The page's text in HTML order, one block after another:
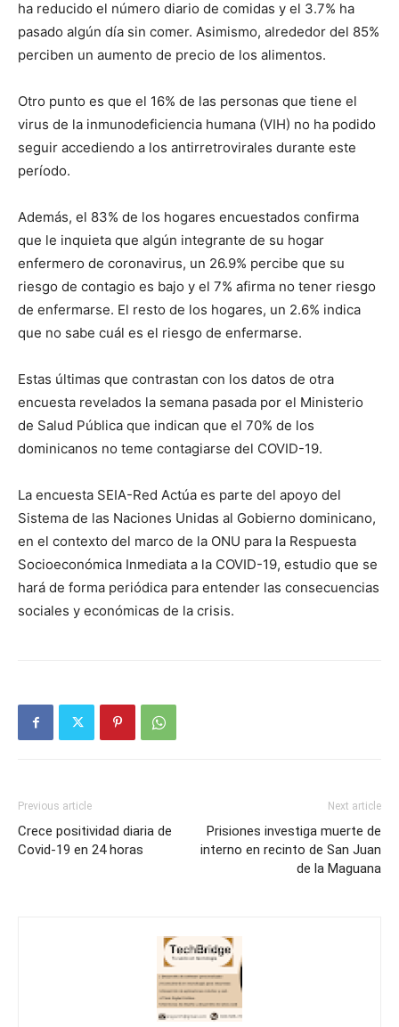
ha reducido el número diario de comidas y el 3.7% ha
pasado algún día sin comer. Asimismo, alrededor del 85%
perciben un aumento de precio de los alimentos.
Otro punto es que el 16% de las personas que tiene el
virus de la inmunodeficiencia humana (VIH) no ha podido
seguir accediendo a los antirretrovirales durante este
período.
Además, el 83% de los hogares encuestados confirma
que le inquieta que algún integrante de su hogar
enfermero de coronavirus, un 26.9% percibe que su
riesgo de contagio es bajo y el 7% afirma no tener riesgo
de enfermarse. El resto de los hogares, un 2.6% indica
que no sabe cuál es el riesgo de enfermarse.
Estas últimas que contrastan con los datos de otra
encuesta revelados la semana pasada por el Ministerio
de Salud Pública que indican que el 70% de los
dominicanos no teme contagiarse del COVID-19.
La encuesta SEIA-Red Actúa es parte del apoyo del
Sistema de las Naciones Unidas al Gobierno dominicano,
en el contexto del marco de la ONU para la Respuesta
Socioeconómica Inmediata a la COVID-19, estudio que se
hará de forma periódica para entender las consecuencias
sociales y económicas de la crisis.
Previous article
Crece positividad diaria de
Covid-19 en 24 horas
Next article
Prisiones investiga muerte de
interno en recinto de San Juan
de la Maguana